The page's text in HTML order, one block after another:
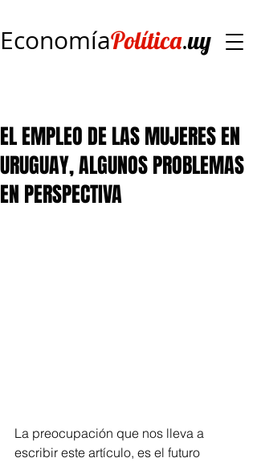
EconomíaPolítica.uy
EL EMPLEO DE LAS MUJERES EN
URUGUAY, ALGUNOS PROBLEMAS
EN PERSPECTIVA
La preocupación que nos lleva a
escribir este artículo, es el futuro